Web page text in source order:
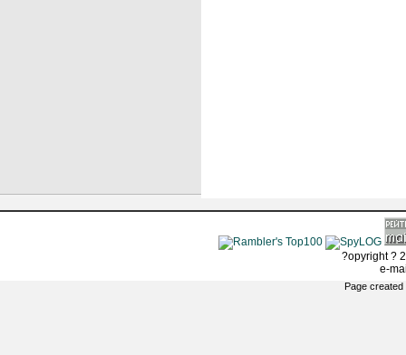
?opyright ?
e-
Page